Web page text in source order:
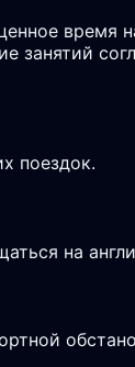
время
занятий
поездок.
на